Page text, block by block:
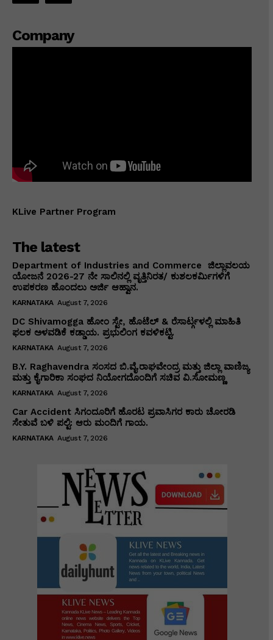
Company
KLive Partner Program
The latest
Department of Industries and Commerce ಜಿಲ್ಲಾವಲಯ
ಯೋಜನೆ 2026-27 ನೇ ಸಾಲಿನಲ್ಲಿ ವೃತ್ತಿನಿರತ/ ಕುಶಲಕರ್ಮಿಗಳಿಗೆ
ಉಪಕರಣ ಹೊಂದಲು ಅರ್ಜಿ ಆಹ್ವಾನ.
KARNATAKA August 7, 2026
DC Shivamogga ಹೋಂ ಸ್ಟೇ, ಹೊಟೆಲ್ & ರೆಸಾರ್ಟ್ಗಳಲ್ಲಿ ಮಾಹಿತಿ
ಫಲಕ ಅಳವಡಿಕೆ ಕಡ್ಡಾಯ. ಪ್ರಭುಲಿಂಗ ಕವಳಿಕಟ್ಟಿ.
KARNATAKA August 7, 2026
B.Y. Raghavendra ಸಂಸದ ಬಿ.ವೈ.ರಾಘವೇಂದ್ರ ಮತ್ತು ಜಿಲ್ಲಾ ವಾಣಿಜ್ಯ
ಮತ್ತು ಕೈಗಾರಿಕಾ ಸಂಘದ ನಿಯೋಗದೊಂದಿಗೆ ಸಚಿವ ವಿ‌.ಸೋಮಣ್ಣ
KARNATAKA August 7, 2026
Car Accident ಸಿಗಂದೂರಿಗೆ ಹೊರಟ ಪ್ರವಾಸಿಗರ ಕಾರು ಚೋರಡಿ
ಸೇತುವೆ ಬಳಿ ಪಲ್ಟಿ: ಆರು ಮಂದಿಗೆ ಗಾಯ.
KARNATAKA August 7, 2026